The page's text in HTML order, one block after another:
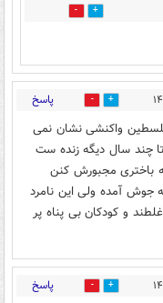
4
2 پاسخ
واکنشی نشان نمی
چند سال دیگه زنده ست
باختری مجبورش کنن
جوش آمده ولی این نامرد
و کودکان بی پناه پر
2 پاسخ